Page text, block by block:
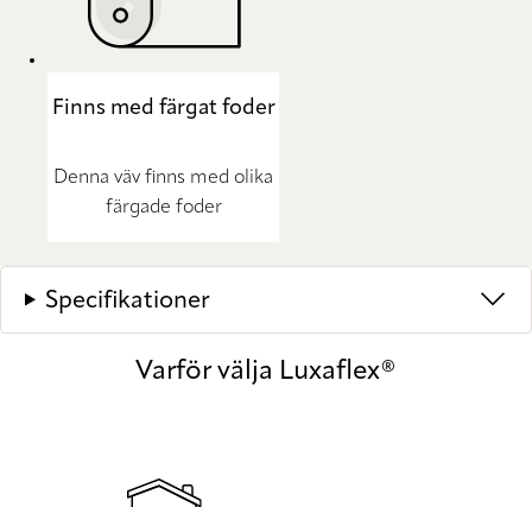
Finns med färgat foder
Denna väv finns med olika
färgade foder
Specifikationer
Varför välja Luxaflex®